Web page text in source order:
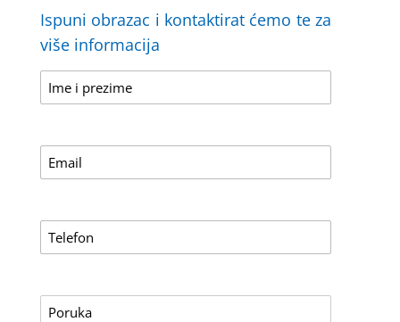
Ispuni obrazac i kontaktirat ćemo te za
više informacija